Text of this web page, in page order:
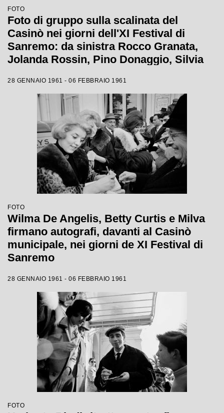
FOTO
Foto di gruppo sulla scalinata del
Casinò nei giorni dell'XI Festival di
Sanremo: da sinistra Rocco Granata,
Jolanda Rossin, Pino Donaggio, Silvia
Renis e Betty Curtis
28 GENNAIO 1961 - 06 FEBBRAIO 1961
FOTO
Wilma De Angelis, Betty Curtis e Milva
firmano autografi, davanti al Casinò
municipale, nei giorni de XI Festival di
Sanremo
28 GENNAIO 1961 - 06 FEBBRAIO 1961
FOTO